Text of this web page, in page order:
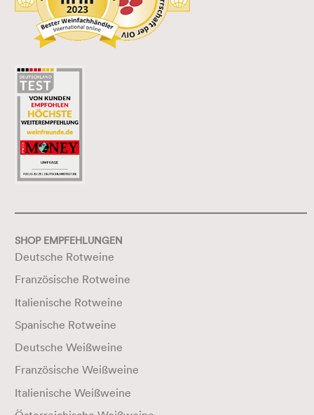
SHOP EMPFEHLUNGEN
Deutsche Rotweine
Französische Rotweine
Italienische Rotweine
Spanische Rotweine
Deutsche Weißweine
Französische Weißweine
Italienische Weißweine